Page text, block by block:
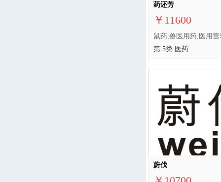
药还芳
￥11600
第 5类 医药
蔚伐